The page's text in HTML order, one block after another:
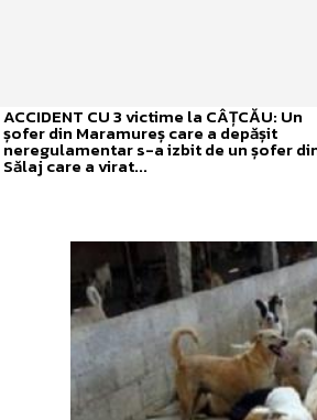
ACCIDENT CU 3 victime la CÂȚCĂU: Un
șofer din Maramureș care a depășit
neregulamentar s-a izbit de un șofer
Sălaj care a virat...